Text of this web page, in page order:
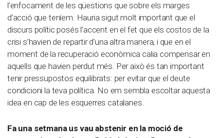
l’enfocament de les qüestions que sobre els marges
d’acció que teníem. Hauria sigut molt important que el
discurs polític posés l’accent en el fet que els costos de la
crisi s’havien de repartir d’una altra manera, i que en el
moment de la recuperació econòmica calia compensar en
aquells que havien perdut més. Per això és tan important
tenir pressupostos equilibrats: per evitar que el deute
condicioni la teva política. No em sembla escoltar aquesta
idea en cap de les esquerres catalanes.
Fa una setmana us vau abstenir en la moció de